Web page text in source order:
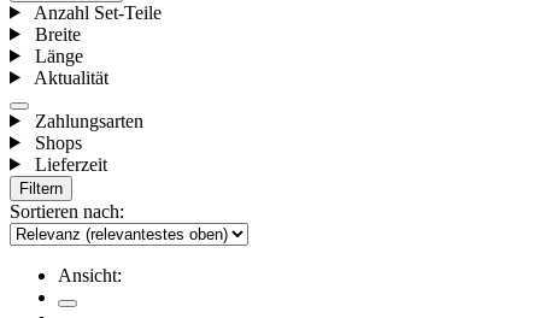
Anzahl Set-Teile
Breite
Länge
Aktualität
Zahlungsarten
Shops
Lieferzeit
Filtern
Sortieren nach:
Ansicht: